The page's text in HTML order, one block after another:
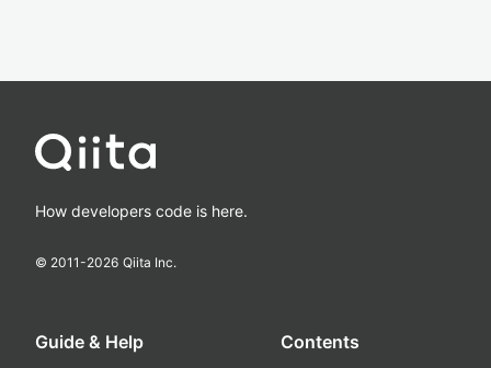
How developers code is here.
© 2011-2026 Qiita Inc.
Guide & Help Contents